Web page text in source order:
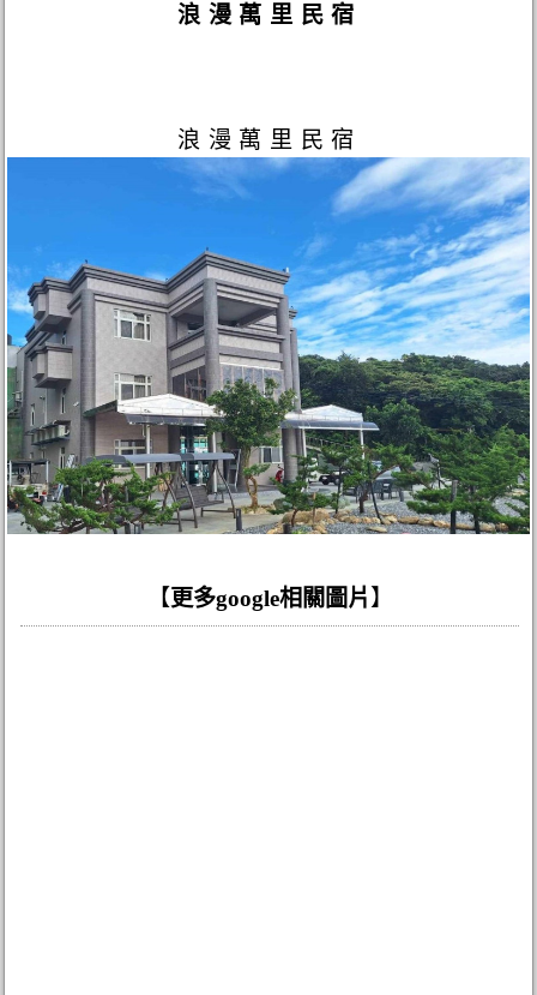
浪漫萬里民宿
浪漫萬里民宿
【更多google相關圖片】